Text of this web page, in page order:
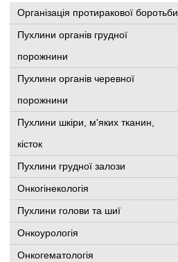
Організація протиракової боротьби
Пухлини органів грудної
порожнини
Пухлини органів черевної
порожнини
Пухлини шкіри, м'яких тканин,
кісток
Пухлини грудної залози
Онкогінекологія
Пухлини голови та шиї
Онкоурологія
Онкогематологія